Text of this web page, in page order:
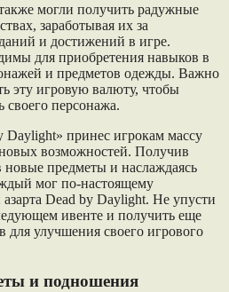
могли получить радужные
заработывая их за
и достижений в игре.
для приобретения навыков в
и предметов одежды. Важно
эту игровую валюту, чтобы
своего персонажа.
Daylight» принес игрокам массу
возможностей. Получив
предметы и наслаждаясь
мог по-настоящему
Dead by Daylight. Не упусти
ивенте и получить еще
для улучшения своего игрового
и подношения